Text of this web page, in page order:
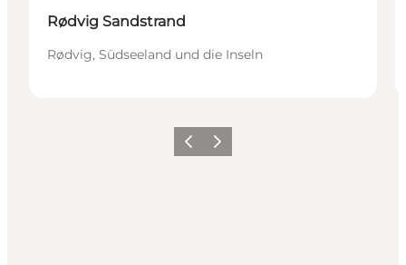
Rødvig Sandstrand
Rødvig, Südseeland und die Inseln
ZurückWeiter